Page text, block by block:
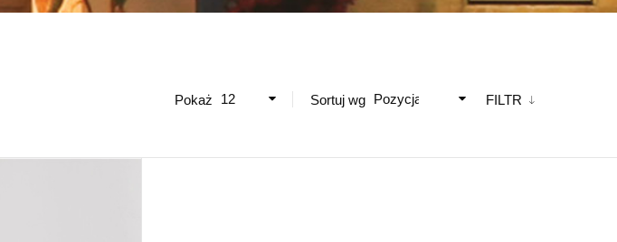
Sortuj wg Pozycja FILTR
Pokaż 12